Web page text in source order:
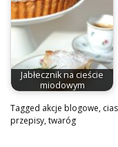
Jabłecznik na cieście
miodowym
Tagged akcje blogowe,
przepisy,twaróg